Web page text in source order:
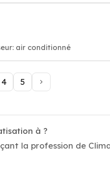
air conditionné
4 5
à ?
la profession de